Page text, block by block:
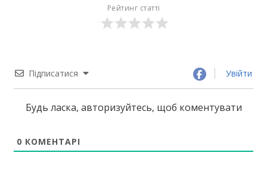
Рейтинг статті
Підписатися Увійти
Будь ласка, авторизуйтесь, щоб коментувати
0 КОМЕНТАРІ